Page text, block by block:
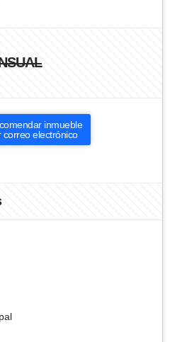
inmueble
correo electrónico